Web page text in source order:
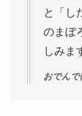
と「し
のまぼ
しみま
おでんで